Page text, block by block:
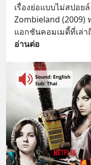
เรื่องย่อแบบไม่สปอยล์
Zombieland
แอกชันคอมเมดี้ที่เล่า
อ่านต่อ